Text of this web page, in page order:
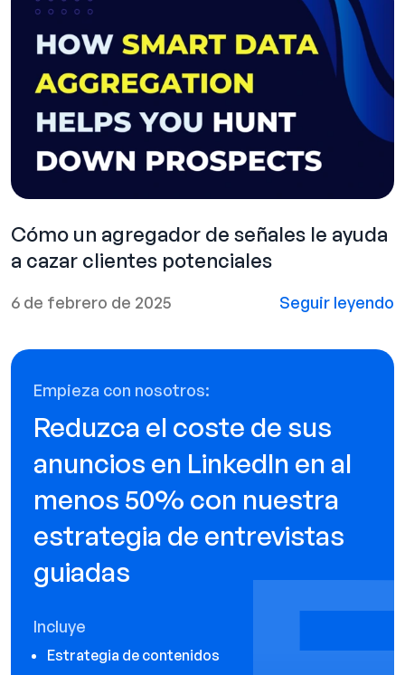
Cómo un agregador de señales le ayuda
a cazar clientes potenciales
6 de febrero de 2025 Seguir leyendo
Empieza con nosotros:
Reduzca el coste de sus
anuncios en LinkedIn en al
menos 50% con nuestra
estrategia de entrevistas
guiadas
Incluye
Estrategia de contenidos